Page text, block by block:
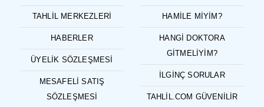
TAHLIL MERKEZLERI
HABERLER
ÜYELIK SÖZLEŞMESI
MESAFELI SATIŞ
SÖZLEŞMESI
HAMILE MIYIM?
HANGI DOKTORA
GITMELIYIM?
İLGINÇ SORULAR
TAHLIL.COM GÜVENILIR